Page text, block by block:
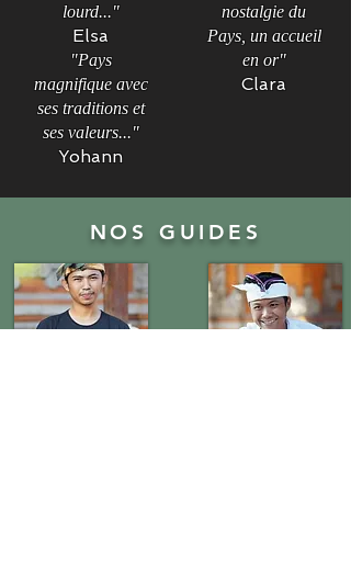
nostalgie du
Pays, un accueil
en or"
Clara
lourd..."
Elsa
"Pays
magnifique avec
ses traditions et
ses valeurs..."
Yohann
NOS GUIDES